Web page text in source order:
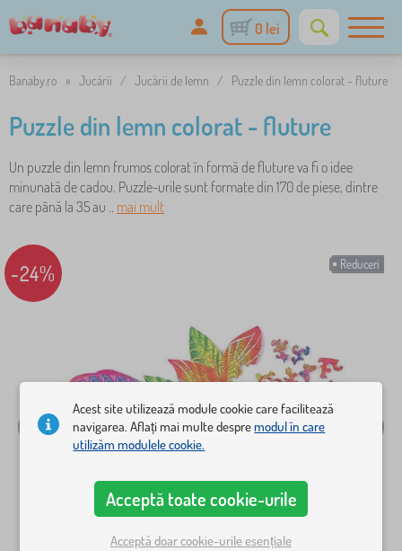
0 lei
Banaby.ro » Jucării / Jucării de lemn / Puzzle din lemn colorat - fluture
Puzzle din lemn colorat - fluture
Un puzzle din lemn frumos colorat în formă de fluture va fi o idee
minunată de cadou. Puzzle-urile sunt formate din 170 de piese, dintre
care până la 35 au .. mai mult
Reduceri
-24%
Acest site utilizează module cookie care facilitează
navigarea. Aflați mai multe despremodul în care
utilizăm modulele cookie.
Acceptă toate cookie-urile
Acceptă doar cookie-urile esențiale